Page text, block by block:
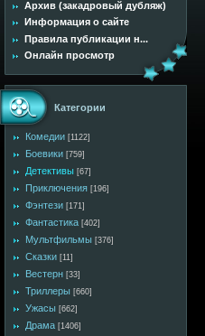
Архив (закадровый дубляж)
Информация о сайте
Правила публикации н...
Онлайн просмотр
Категории
Комедии [1122]
Боевики [759]
Детективы [67]
Приключения [196]
Фэнтези [171]
Фантастика [402]
Мультфильмы [376]
Сказки [11]
Вестерн [33]
Триллеры [660]
Ужасы [662]
Драма [1406]